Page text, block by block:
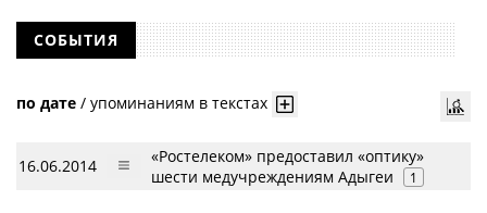
СОБЫТИЯ
по дате / упоминаниям в текстах
16.06.2014
«Ростелеком» предоставил «оптику»
шести медучреждениям Адыгеи
1